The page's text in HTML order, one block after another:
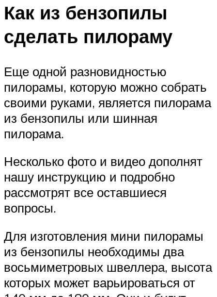
Как из бензопилы
сделать пилораму
Еще одной разновидностью
пилорамы, которую можно собрать
своими руками, является пилорама
из бензопилы или шинная
пилорама.
Несколько фото и видео дополнят
нашу инструкцию и подробно
рассмотрят все оставшиеся
вопросы.
Для изготовления мини пилорамы
из бензопилы необходимы два
восьмиметровых швеллера, высота
которых может варьироваться от